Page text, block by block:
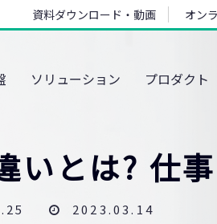
資料ダウンロード・動画 オン
ソリューション プロダクト
いとは? 仕
2023.03.14